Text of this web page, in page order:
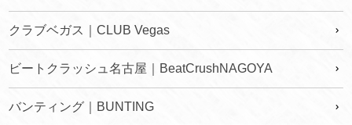
クラブベガス｜CLUB Vegas
ビートクラッシュ名古屋｜BeatCrushNAGOYA
バンティング｜BUNTING